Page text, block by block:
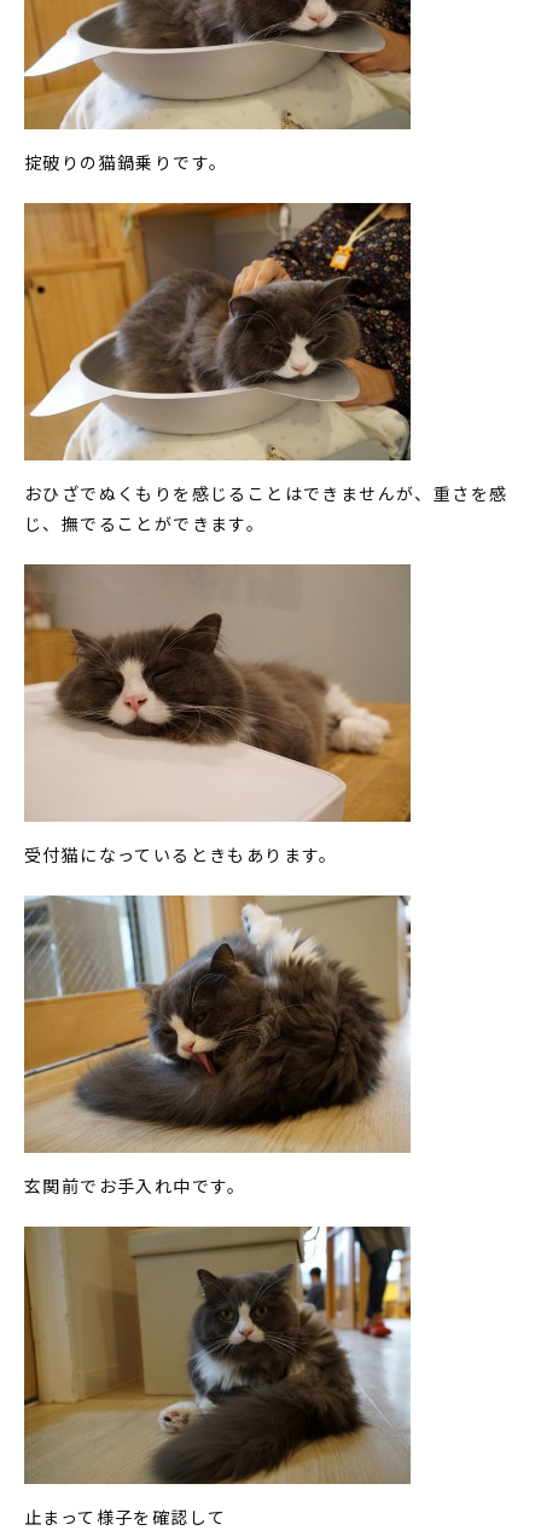
掟破りの猫鍋乗りです。
おひざでぬくもりを感じることはできませんが、重さを感
じ、撫でることができます。
受付猫になっているときもあります。
玄関前でお手入れ中です。
止まって様子を確認して